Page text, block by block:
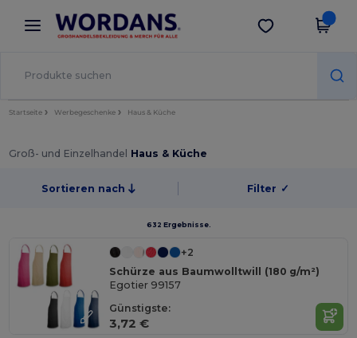
× Wordans App
Bessere Preise in der App!
App holen
Startseite Werbegeschenke Haus & Küche
Groß- und Einzelhandel Haus & Küche
Sortieren nach Filter ✓
632 Ergebnisse.
+2
Schürze aus Baumwolltwill (180 g/m²)
Egotier 99157
Günstigste:
3,72 €